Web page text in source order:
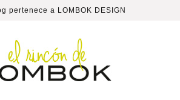
pertenece a LOMBOK DESIGN